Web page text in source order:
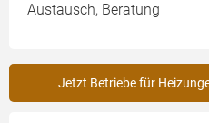
Austausch, Beratung
Jetzt Betriebe für